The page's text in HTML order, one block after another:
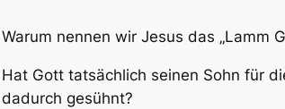
Warum nennen wir Jesus das „Lamm
Hat Gott tatsächlich seinen Sohn für
dadurch gesühnt?